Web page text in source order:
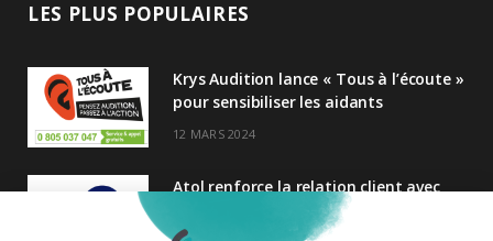
LES PLUS POPULAIRES
Krys Audition lance « Tous à l’écoute »
pour sensibiliser les aidants
12 MARS 2024
Atol renforce la relation client avec
une nouvelle campagne axée sur la
satisfaction